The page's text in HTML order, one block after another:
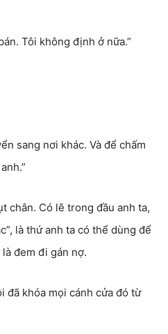
Tôi không định ở nữa.”
sang nơi khác. Và để chấm
chân. Có lẽ trong đầu anh ta,
là thứ anh ta có thể dùng để
đem đi gán nợ.
đã khóa mọi cánh cửa đó từ